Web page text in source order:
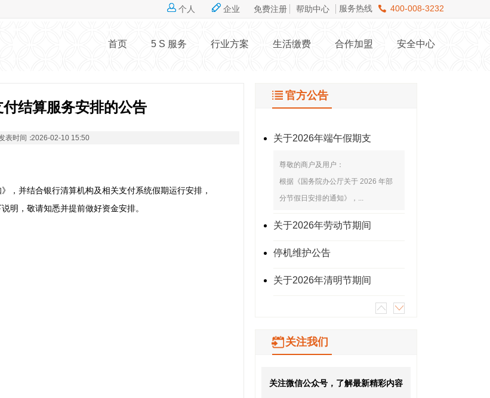
免费注册 帮助中心 服务热线 400-008-3232
个人 企业
首页 5 S 服务 行业方案 生活缴费 合作加盟 安全中心
结算服务安排的公告
表时间：2026-02-10 15:50
，并结合银行清算机构及相关支付系统假期运行安排，
明，敬请知悉并提前做好资金安排。
官方公告
关于2026年端午假期支
尊敬的商户及用户：
根据《国务院办公厅关于 2026 年部
分节假日安排的通知》，...
关于2026年劳动节期间
停机维护公告
关于2026年清明节期间
关注我们
关注微信公众号，了解最新精彩内容